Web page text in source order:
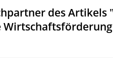
des Artikels